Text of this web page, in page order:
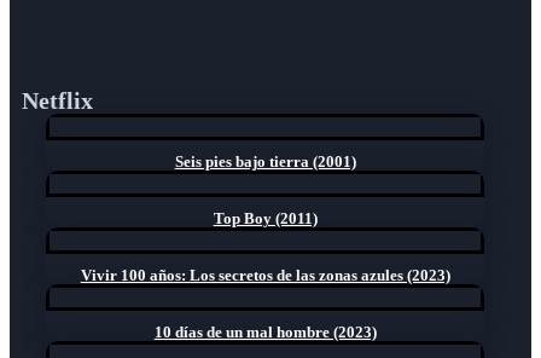
Netflix
Seis pies bajo tierra (2001)
Top Boy (2011)
Vivir 100 años: Los secretos de las zonas azules (2023)
10 días de un mal hombre (2023)